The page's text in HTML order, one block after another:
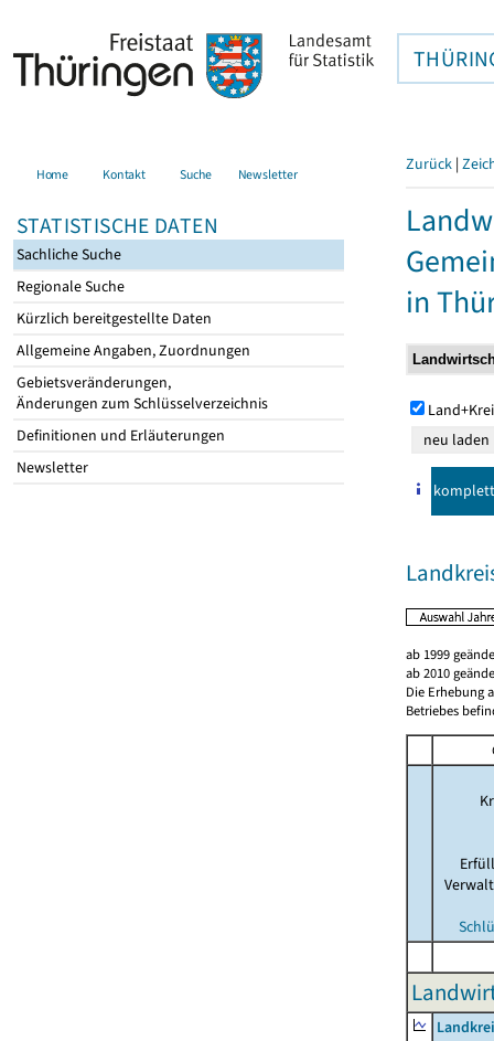
Home Kontakt Suche Newsletter
STATISTISCHE DATEN
Sachliche Suche
Regionale Suche
Kürzlich bereitgestellte Daten
Allgemeine Angaben, Zuordnungen
Gebietsveränderungen,
Änderungen zum Schlüsselverzeichnis
Definitionen und Erläuterungen
Newsletter
Zurück |
in
komplett
ab 1999
ab 2010
Die Erhebung
Betriebes